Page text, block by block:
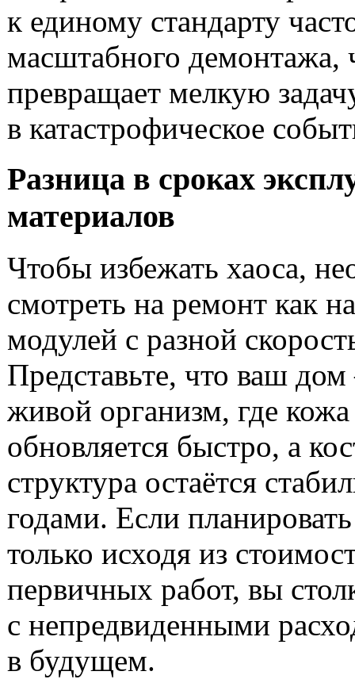
к единому стандарту
масштабного демонтажа,
превращает мелкую
в катастрофическое
Разница в сроках
материалов
Чтобы избежать хаоса,
смотреть на ремонт как
модулей с разной
Представьте, что ваш
живой организм, где кожа
обновляется быстро, а
структура остаётся
годами. Если
только исходя из
первичных работ, вы
с непредвиденными
в будущем.